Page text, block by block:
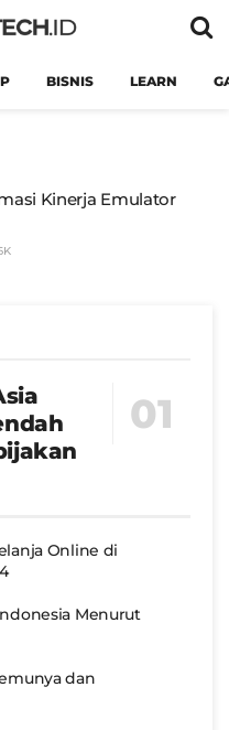
BISNIS LEARN
Kinerja Emulator
Online di
Menurut
dan